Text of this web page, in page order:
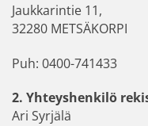
Jaukkarintie 11,
32280 METSÄKORPI
Puh: 0400-741433
2. Yhteyshenkilö
Ari Syrjälä